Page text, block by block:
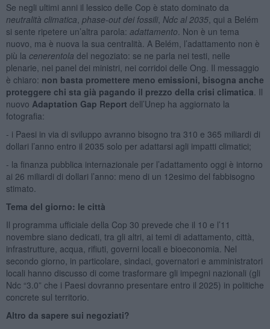
Se negli ultimi anni il lessico delle Cop è stato dominato da
neutralità climatica phase-out dei fossili, Ndc al 2035, qui a Belém
si sente ripetere un’altra parola: adattamento . Non è un tema
nuovo, ma è nuova la sua centralità. A Belém, l’adattamento non è
più la cenerentola del negoziato: se ne parla nei testi, nelle
plenarie, nei panel dei ministri, nei corridoi delle Ong. Il messaggio
è chiaro: non basta promettere meno emissioni, bisogna anche
proteggere chi sta già pagando il prezzo della crisi climatica . Il
nuovo Adaptation Gap Report dell’Unep ha aggiornato la
fotografia:
- i Paesi in via di sviluppo avranno bisogno tra 310 e 365 miliardi di
dollari l’anno entro il 2035 solo per adattarsi agli impatti climatici;
- la finanza pubblica internazionale per l’adattamento oggi è intorno
ai 26 miliardi di dollari l’anno: meno di un 12esimo del fabbisogno
stimato.
Tema del giorno: le città
Il programma ufficiale della Cop 30 prevede che il 10 e l’11
novembre siano dedicati, tra gli altri, ai temi di adattamento, città,
infrastrutture, acqua, rifiuti, governi locali e bioeconomia. Nel
secondo giorno, in particolare, sindaci, governatori e amministratori
locali hanno discusso di come trasformare gli impegni nazionali (gli
Ndc “3.0” che i Paesi dovranno presentare entro il 2025) in politiche
concrete sul territorio.
Altro da sapere sui negoziati?